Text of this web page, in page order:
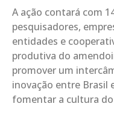
A ação contará com
pesquisadores,
entidades e
produtiva do
promover um
inovação entre Brasil
fomentar a cultura